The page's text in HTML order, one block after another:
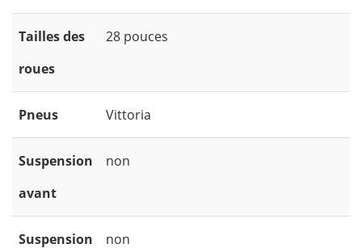
Tailles des
roues
28 pouces
Pneus Vittoria
Suspension
avant
non
Suspension
non